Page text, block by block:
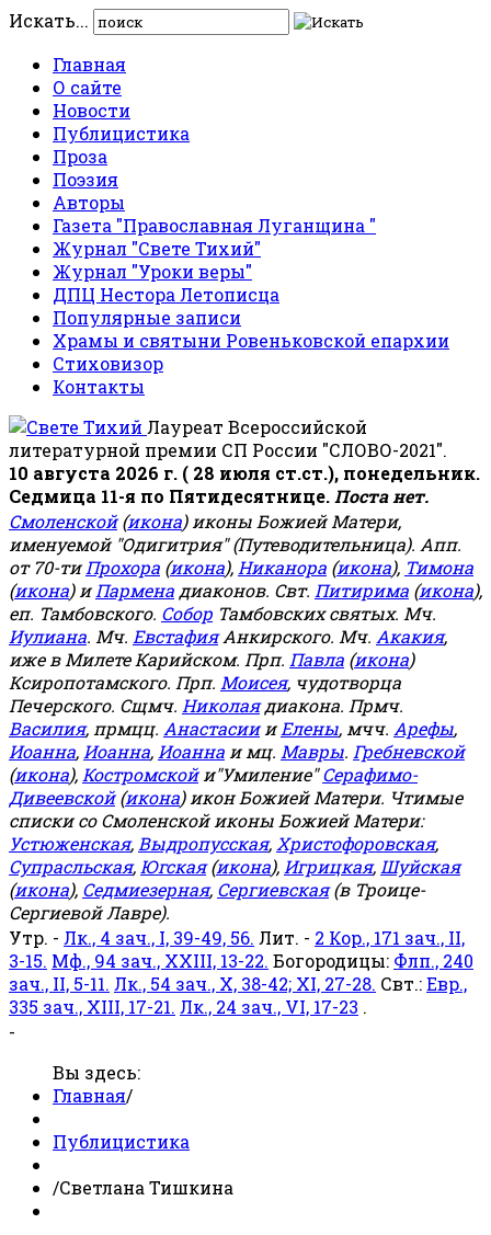
Искать...
Главная
О сайте
Новости
Публицистика
Проза
Поэзия
Авторы
Газета "Православная Луганщина "
Журнал "Свете Тихий"
Журнал "Уроки веры"
ДПЦ Нестора Летописца
Популярные записи
Храмы и святыни Ровеньковской епархии
Стиховизор
Контакты
Лауреат Всероссийской
литературной премии СП России "СЛОВО-2021".
10 августа 2026 г. ( 28 июля ст.ст.), понедельник.
Седмица 11-я по Пятидесятнице. Поста нет.
Смоленской(икона) иконы Божией Матери,
именуемой "Одигитрия" (Путеводительница). Апп.
от 70-тиПрохора (икона), Никанора (икона), Тимона
(икона) иПармена диаконов. Свт. Питирима (икона),
еп. Тамбовского. Собор Тамбовских святых. Мч.
Иулиана. Мч. ЕвстафияАнкирского. Мч. Акакия,
иже в Милете Карийском. Прп. Павла (икона)
Ксиропотамского. Прп. Моисея, чудотворца
Печерского. Сщмч. Николаядиакона. Прмч.
Василия, прмцц. АнастасиииЕлены, мчч. Арефы,
Иоанна, Иоанна, Иоанна и мц. Мавры. Гребневской
(икона), Костромскойи"Умиление"Серафимо-
Дивеевской(икона) икон Божией Матери. Чтимые
списки со Смоленской иконы Божией Матери:
Устюженская, Выдропусская, Христофоровская,
Супрасльская, Югская(икона), Игрицкая, Шуйская
(икона), Седмиезерная, Сергиевская(в Троице-
Сергиевой Лавре).
Утр. - Лк., 4 зач., I, 39-49, 56. Лит. - 2 Кор., 171 зач., II,
3-15. Мф., 94 зач., XXIII, 13-22. Богородицы: Флп., 240
зач., II, 5-11. Лк., 54 зач., X, 38-42; XI, 27-28. Свт.:Евр.,
335 зач., XIII, 17-21. Лк., 24 зач., VI, 17-23 .
-
Вы здесь:
Главная/
Публицистика
/Светлана Тишкина